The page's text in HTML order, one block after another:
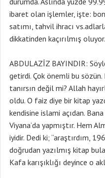
ibaret olan işlemler, işte:
satımı, tahvil ihracı
dikkatinden kaçırılmış oluyor.
ABDULAZİZ BAYINDIR:
getirdi. Çok önemli bu sözün.
tanırsın değil mi? Allah
oldu. O faiz diye bir kitap
kendisine islami açıdan.
Viyana’da yapmıştır. Hem
iyidir. Dedi ki; “araştırdım,
doğrudan yazılmış kitap
Kafa karışıklığı deyince o